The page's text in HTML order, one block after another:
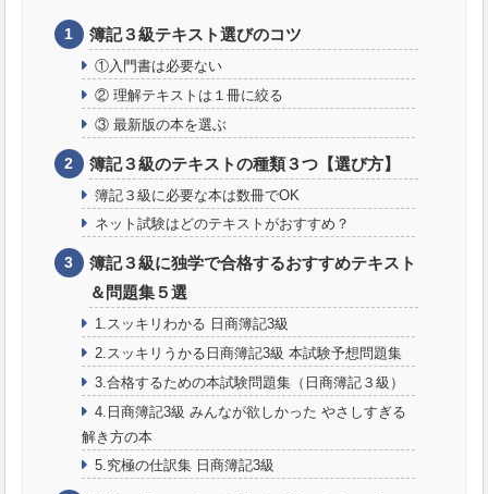
簿記３級テキスト選びのコツ
①入門書は必要ない
② 理解テキストは１冊に絞る
③ 最新版の本を選ぶ
簿記３級のテキストの種類３つ【選び方】
簿記３級に必要な本は数冊でOK
ネット試験はどのテキストがおすすめ？
簿記３級に独学で合格するおすすめテキスト
＆問題集５選
1.スッキリわかる 日商簿記3級
2.スッキリうかる日商簿記3級 本試験予想問題集
3.合格するための本試験問題集（日商簿記３級）
4.日商簿記3級 みんなが欲しかった やさしすぎる
解き方の本
5.究極の仕訳集 日商簿記3級